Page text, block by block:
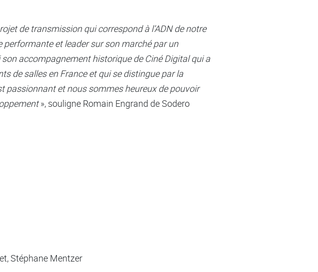
de transmission qui correspond à l’ADN de notre
performante et leader sur son marché par un
accompagnement historique de Ciné Digital qui a
de salles en France et qui se distingue par la
passionnant et nous sommes heureux de pouvoir
», souligne Romain Engrand de Sodero
Stéphane Mentzer